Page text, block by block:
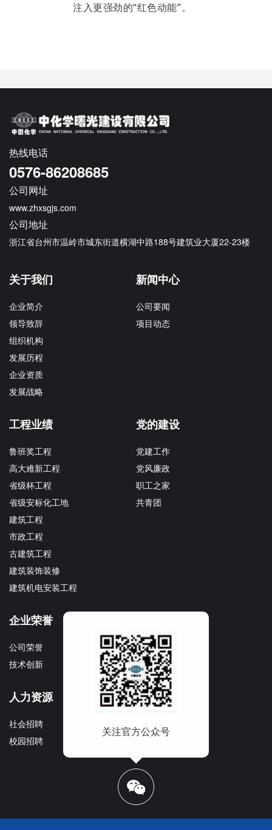
注入更强劲的“红色动能”。
热线电话
0576-86208685
公司网址
www.zhxsgjs.com
公司地址
浙江省台州市温岭市城东街道横湖中路188号建筑业大厦22-23楼
关于我们
企业简介
领导致辞
组织机构
发展历程
企业资质
发展战略
新闻中心
公司要闻
项目动态
工程业绩
鲁班奖工程
高大难新工程
省级杯工程
省级安标化工地
建筑工程
市政工程
古建筑工程
建筑装饰装修
建筑机电安装工程
党的建设
党建工作
党风廉政
职工之家
共青团
企业荣誉
公司荣誉
技术创新
文化理念
企业宣传册
人力资源
社会招聘
校园招聘
关注官方公众号